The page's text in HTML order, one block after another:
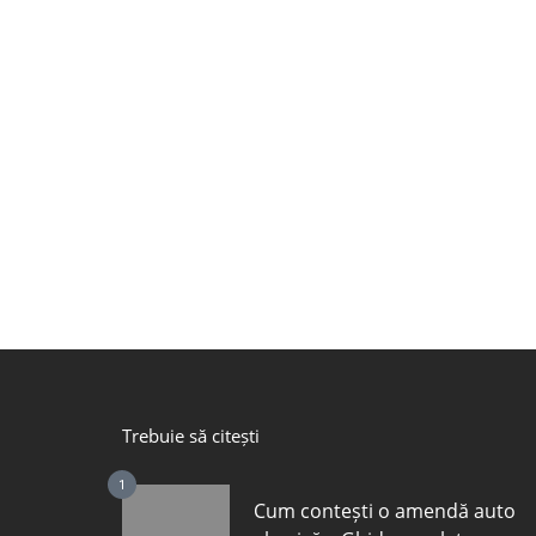
Trebuie să citești
1
Cum contești o amendă auto